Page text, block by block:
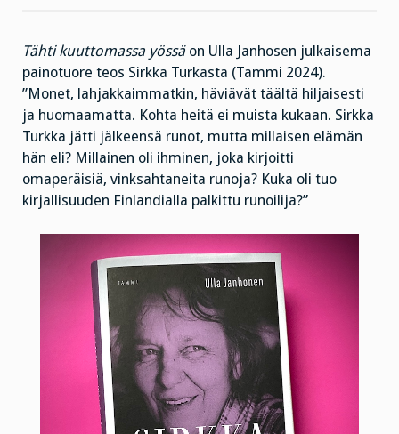
Tähti kuuttomassa yössäon Ulla Janhosen julkaisema
painotuore teos Sirkka Turkasta (Tammi 2024).
”Monet, lahjakkaimmatkin, häviävät täältä hiljaisesti
ja huomaamatta. Kohta heitä ei muista kukaan. Sirkka
Turkka jätti jälkeensä runot, mutta millaisen elämän
hän eli? Millainen oli ihminen, joka kirjoitti
omaperäisiä, vinksahtaneita runoja? Kuka oli tuo
kirjallisuuden Finlandialla palkittu runoilija?”